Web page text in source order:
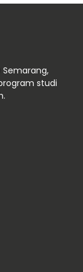
Semarang,
studi